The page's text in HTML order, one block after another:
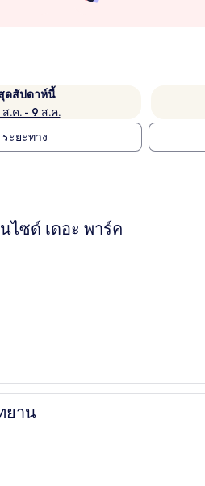
ดสัปดาห์นี้
ส.ค. - 9 ส.ค.
ระยะทาง
ไซด์ เดอะ พาร์ค
ะ พาร์ค
ยาน